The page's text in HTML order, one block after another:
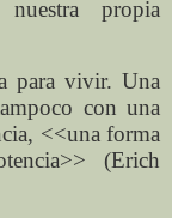
propia
para vivir. Una
con una
<<una forma
(Erich